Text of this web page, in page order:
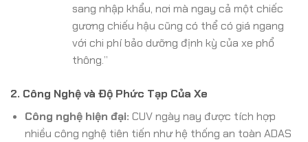
sang nhập khẩu, nơi mà ngay cả một chiếc
gương chiếu hậu cũng có thể có giá ngang
với chi phí bảo dưỡng định kỳ của xe phổ
thông.”
2. Công Nghệ và Độ Phức Tạp Của Xe
Công nghệ hiện đại: CUV ngày nay được tích hợp
nhiều công nghệ tiên tiến như hệ thống an toàn ADAS